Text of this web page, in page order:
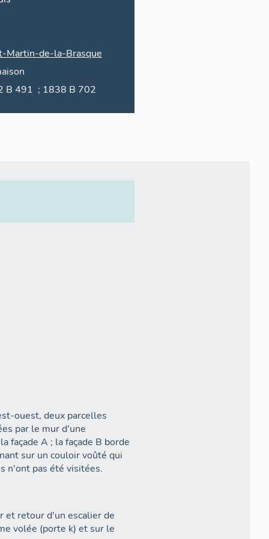
Martin-de-la-Brasque
1932 B 491 ; 1838 B 702
ouest, deux parcelles
par le mur d'une
façade A ; la façade B borde
sur un couloir voûté qui
n'ont pas été visitées.
et retour d'un escalier de
volée (porte k) et sur le